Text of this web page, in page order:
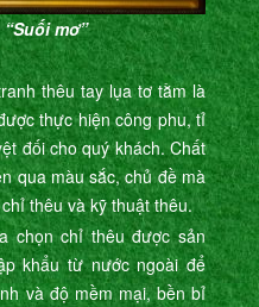
mơ”
thêu tay lụa tơ tằm là
thực hiện công phu, tỉ
đối cho quý khách. Chất
qua màu sắc, chủ đề mà
thêu và kỹ thuật thêu.
chọn chỉ thêu được sản
khẩu từ nước ngoài để
và độ mềm mại, bền bỉ